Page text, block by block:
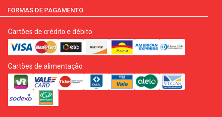
FORMAS DE PAGAMENTO
Cartões de crédito e débito
Cartões de alimentação